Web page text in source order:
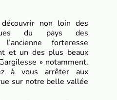
non loin des
du pays des
forteresse
et un des plus beaux
» notamment.
à vous arrêter aux
sur notre belle vallée